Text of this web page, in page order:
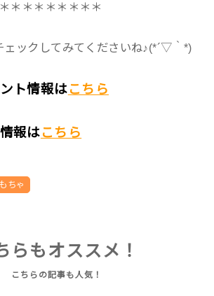
＊＊＊＊＊＊＊＊
ェックしてみてくださいね♪(*´▽｀*)
ト情報はこちら
報はこちら
ちゃ
らもオススメ！